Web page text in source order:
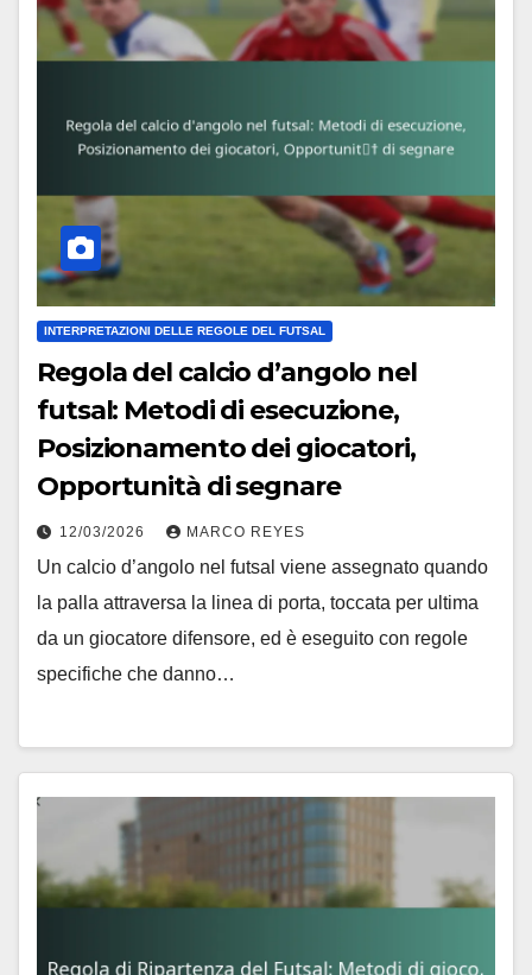
INTERPRETAZIONI DELLE REGOLE DEL FUTSAL
Regola del calcio d’angolo nel
futsal: Metodi di esecuzione,
Posizionamento dei giocatori,
Opportunità di segnare
12/03/2026 MARCO REYES
Un calcio d’angolo nel futsal viene assegnato quando
la palla attraversa la linea di porta, toccata per ultima
da un giocatore difensore, ed è eseguito con regole
specifiche che danno…